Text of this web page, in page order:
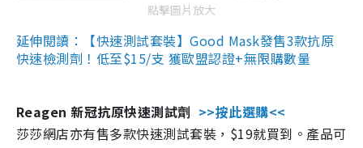
點擊圖片放大
延伸閱讀：【快速測試套裝】Good Mask發售3款抗原
快速檢測劑！低至$15/支 獲歐盟認證+無限購數量
Reagen 新冠抗原快速測試劑 >>按此選購<<
莎莎網店亦有售多款快速測試套裝，$19就買到。產品可